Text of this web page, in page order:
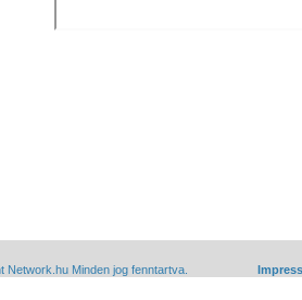
Network.hu Minden jog fenntartva.